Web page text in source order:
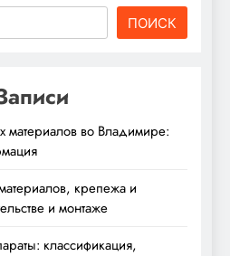
ПОИСК
материалов во Владимире:
крепежа и
и монтаже
классификация,